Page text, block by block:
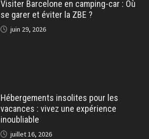
Visiter Barcelone en camping-car : Où
se garer et éviter la ZBE ?
juin 29, 2026
Hébergements insolites pour les
vacances : vivez une expérience
inoubliable
juillet 16, 2026